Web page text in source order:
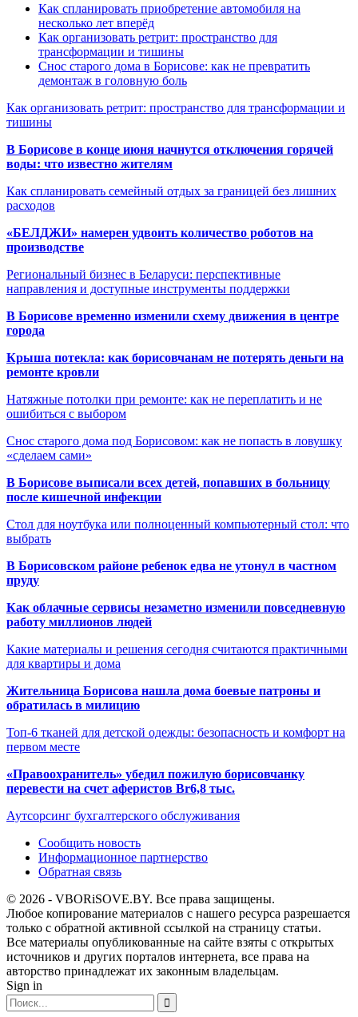
Как спланировать приобретение автомобиля на
несколько лет вперёд
Как организовать ретрит: пространство для
трансформации и тишины
Снос старого дома в Борисове: как не превратить
демонтаж в головную боль
Как организовать ретрит: пространство для трансформации и
тишины
В Борисове в конце июня начнутся отключения горячей
воды: что известно жителям
Как спланировать семейный отдых за границей без лишних
расходов
«БЕЛДЖИ» намерен удвоить количество роботов на
производстве
Региональный бизнес в Беларуси: перспективные
направления и доступные инструменты поддержки
В Борисове временно изменили схему движения в центре
города
Крыша потекла: как борисовчанам не потерять деньги на
ремонте кровли
Натяжные потолки при ремонте: как не переплатить и не
ошибиться с выбором
Снос старого дома под Борисовом: как не попасть в ловушку
«сделаем сами»
В Борисове выписали всех детей, попавших в больницу
после кишечной инфекции
Стол для ноутбука или полноценный компьютерный стол: что
выбрать
В Борисовском районе ребенок едва не утонул в частном
пруду
Как облачные сервисы незаметно изменили повседневную
работу миллионов людей
Какие материалы и решения сегодня считаются практичными
для квартиры и дома
Жительница Борисова нашла дома боевые патроны и
обратилась в милицию
Топ-6 тканей для детской одежды: безопасность и комфорт на
первом месте
«Правоохранитель» убедил пожилую борисовчанку
перевести на счет аферистов Br6,8 тыс.
Аутсорсинг бухгалтерского обслуживания
Сообщить новость
Информационное партнерство
Обратная связь
© 2026 - VBORiSOVE.BY. Все права защищены.
Любое копирование материалов с нашего ресурса разрешается
только с обратной активной ссылкой на страницу статьи.
Все материалы опубликованные на сайте взяты с открытых
источников и других порталов интернета, все права на
авторство принадлежат их законным владельцам.
Sign in